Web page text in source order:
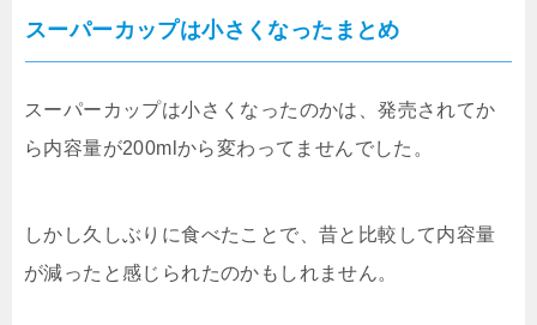
スーパーカップは小さくなったまとめ
スーパーカップは小さくなったのかは、発売されてか
ら内容量が200mlから変わってませんでした。
しかし久しぶりに食べたことで、昔と比較して内容量
が減ったと感じられたのかもしれません。